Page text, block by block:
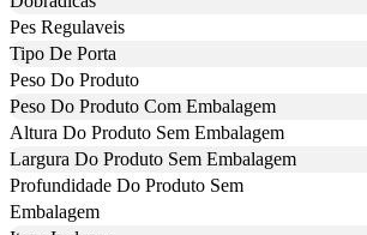
Pes Regulaveis
Tipo De Porta
Peso Do Produto
Peso Do Produto Com Embalagem
Altura Do Produto Sem Embalagem
Largura Do Produto Sem Embalagem
Profundidade Do Produto Sem
Embalagem